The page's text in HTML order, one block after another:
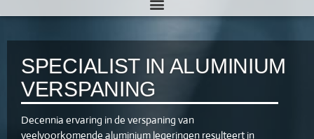
SPECIALIST IN ALUMINIUM
VERSPANING
Decennia ervaring in de verspaning van
veelvoorkomende aluminium legeringen resulteert in
kosten efficiënte productieprocessen die voldoen aan